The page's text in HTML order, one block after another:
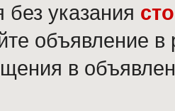
без указания
объявление
в